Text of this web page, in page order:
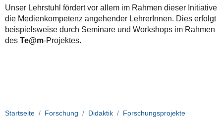
Unser Lehrstuhl fördert vor allem im Rahmen dieser Initiative
die Medienkompetenz angehender LehrerInnen. Dies erfolgt
beispielsweise durch Seminare und Workshops im Rahmen
desTe@m-Projektes.
Startseite Forschung Didaktik
Forschungsprojekte